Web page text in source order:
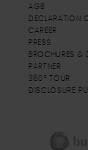
AGB
DECLARATION
CAREER
PRESS
BROCHURES &
PARTNER
360° TOUR
DISCLOSURE